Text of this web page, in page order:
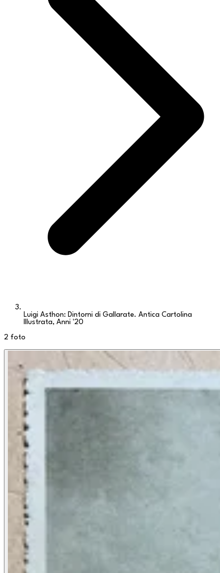
Luigi Asthon: Dintorni di Gallarate. Antica Cartolina
Illustrata, Anni '20
2 foto